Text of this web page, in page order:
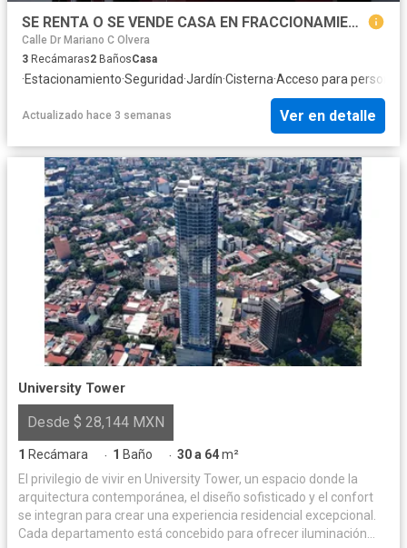
SE RENTA O SE VENDE CASA EN FRACCIONAMIENTO LA RIVERA I, TOLUCA, EDO MÉXICO.
Calle Dr Mariano C Olvera
3 Recámaras2 BañosCasa
·Estacionamiento·Seguridad·Jardín·Cisterna·Acceso para
Actualizado hace 3 semanas Ver en detalle
University Tower
Desde $ 28,144 MXN
1 Recámara · 1 Baño · 30 a 64m²
El privilegio de vivir en University Tower, un espacio donde la
arquitectura contemporánea, el diseño sofisticado y el confort
se integran para crear una experiencia residencial excepcional.
Cada departamento está concebido para ofrecer iluminación